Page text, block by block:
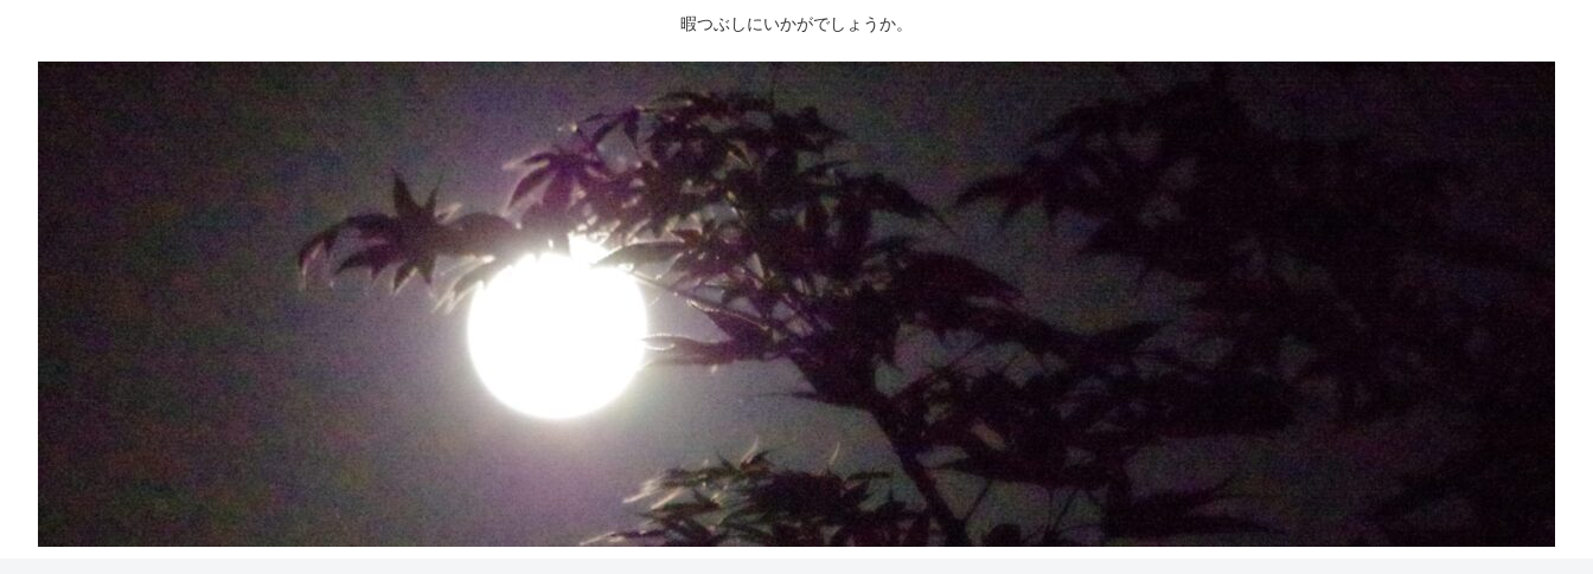
暇つぶしにいかがでしょうか。